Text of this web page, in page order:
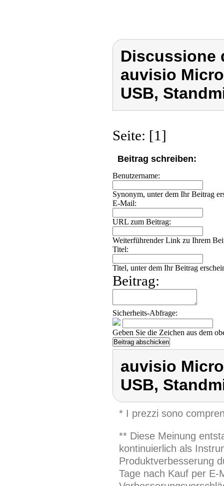
Discussione
auvisio
USB,
Seite: [1]
Beitrag schreiben:
Benutzername:
Synonym, unter dem Ihr Beitrag
E-Mail:
URL zum Beitrag:
Weiterführender Link zu Ihrem
Titel:
Titel, unter dem Ihr Beitrag
Beitrag:
Sicherheits-Abfrage:
Geben Sie die Zeichen aus dem
auvisio
USB,
* I prezzi sono
** Diese Meinung
kontinuierlich als
Produktverbesserung
Tage nach Kauf per E-